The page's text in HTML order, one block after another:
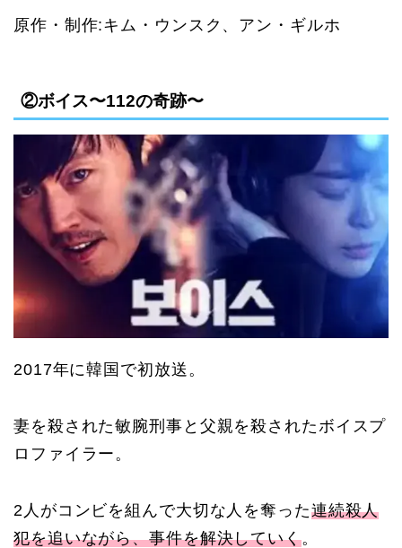
原作・制作:キム・ウンスク、アン・ギルホ
②ボイス〜112の奇跡〜
2017年に韓国で初放送。
妻を殺された敏腕刑事と父親を殺されたボイスプ
ロファイラー。
2人がコンビを組んで大切な人を奪った連続殺人
犯を追いながら、事件を解決していく。